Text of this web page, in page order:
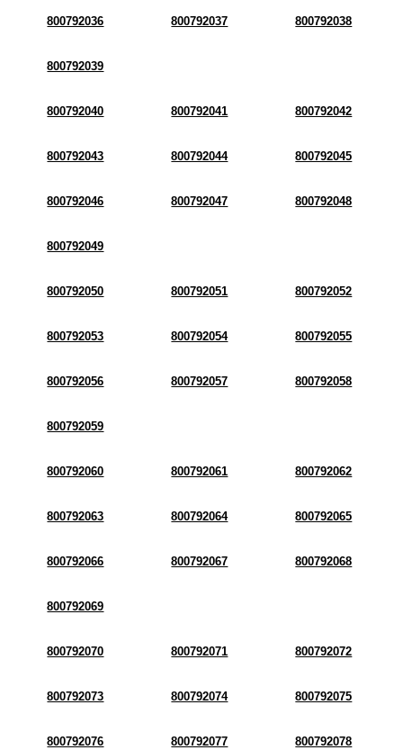
800792036 800792037 800792038
800792039
800792040 800792041 800792042
800792043 800792044 800792045
800792046 800792047 800792048
800792049
800792050 800792051 800792052
800792053 800792054 800792055
800792056 800792057 800792058
800792059
800792060 800792061 800792062
800792063 800792064 800792065
800792066 800792067 800792068
800792069
800792070 800792071 800792072
800792073 800792074 800792075
800792076 800792077 800792078